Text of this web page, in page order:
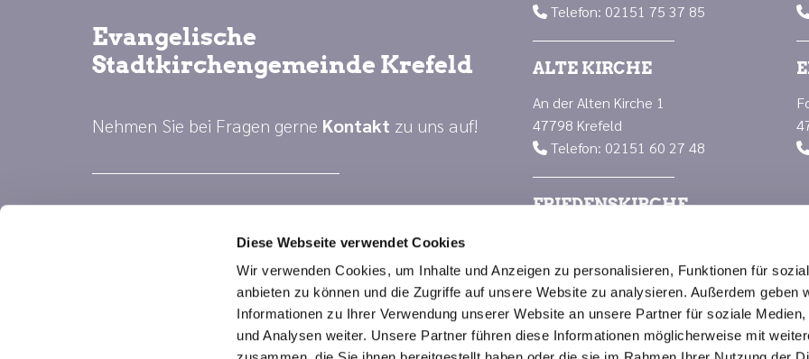
Diese Webseite verwendet Cookies
Wir verwenden Cookies, um Inhalte und Anzeigen zu personalisieren, Funktionen für
anbieten zu können und die Zugriffe auf unsere Website zu analysieren. Außerdem geben
Informationen zu Ihrer Verwendung unserer Website an unsere Partner für soziale Medien,
und Analysen weiter. Unsere Partner führen diese Informationen möglicherweise mit
Evangelische
Stadtkirchengemeinde Krefeld
Nehmen Sie bei Fragen gerne Kontakt zu uns auf!
Telefon: 02151 75 37 85
ALTE KIRCHE
An der Alten Kirche 1
47798 Krefeld
Telefon: 02151 60 27 48
FRIEDENSKIRCHE
 Telefon: 02151 66 88 23